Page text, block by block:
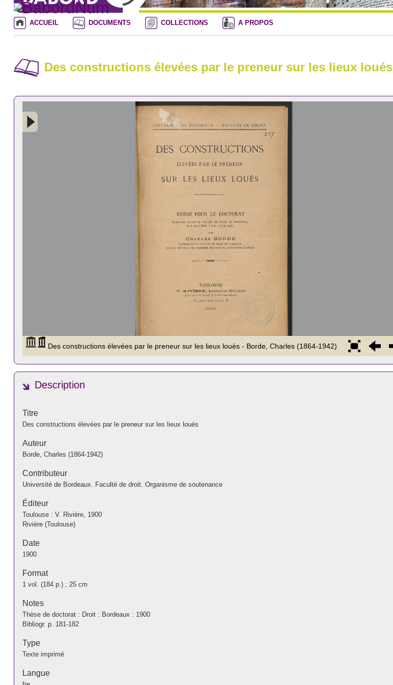
ACCUEIL DOCUMENTS COLLECTIONS A PROPOS
Des constructions élevées par le preneur sur les lieux loués
Description
Titre
Des constructions élevées par le preneur sur les lieux loués
Auteur
Borde, Charles (1864-1942)
Contributeur
Université de Bordeaux. Faculté de droit. Organisme de soutenance
Éditeur
Toulouse : V. Rivière, 1900
Rivière (Toulouse)
Date
1900
Format
1 vol. (184 p.) ; 25 cm
Notes
Thèse de doctorat : Droit : Bordeaux : 1900
Bibliogr. p. 181-182
Type
Texte imprimé
Langue